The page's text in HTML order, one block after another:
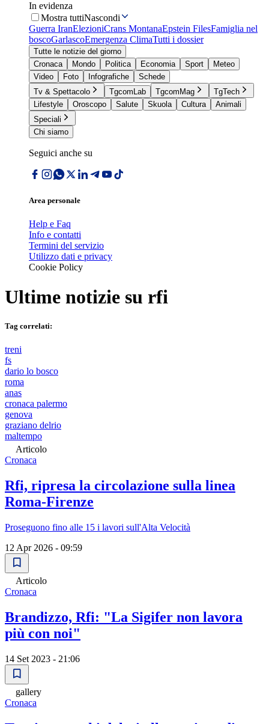
In evidenza
Mostra tuttiNascondi
Guerra IranElezioniCrans MontanaEpstein FilesFamiglia nel
boscoGarlascoEmergenza ClimaTutti i dossier
Tutte le notizie del giorno
Cronaca
Mondo Politica Economia Sport
Meteo
Video
Foto Infografiche
Schede
Tv & Spettacolo
TgcomLab TgcomMag
TgTech
Lifestyle
Oroscopo Salute Skuola Cultura
Animali
Speciali
Chi siamo
Seguici anche su
Area personale
Help e Faq
Info e contatti
Termini del servizio
Utilizzo dati e privacy
Cookie Policy
Ultime notizie su rfi
Tag correlati:
treni
fs
dario lo bosco
roma
anas
cronaca palermo
genova
graziano delrio
maltempo
Articolo
Cronaca
Rfi, ripresa la circolazione sulla linea
Roma-Firenze
Proseguono fino alle 15 i lavori sull'Alta Velocità
12 Apr 2026 - 09:59
Articolo
Cronaca
Brandizzo, Rfi: "La Sigifer non lavora
più con noi"
14 Set 2023 - 21:06
gallery
Cronaca